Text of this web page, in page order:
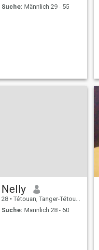
Suche: Männlich 29 - 55
Nelly
28 • Tétouan, Tanger-Tétouan, Marokko
Suche: Männlich 28 - 60